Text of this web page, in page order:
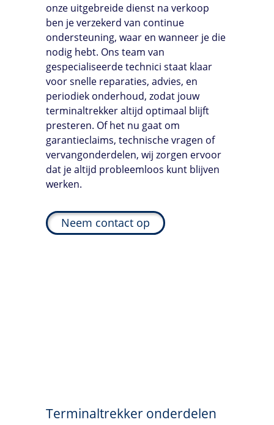
onze uitgebreide dienst na verkoop
ben je verzekerd van continue
ondersteuning, waar en wanneer je die
nodig hebt. Ons team van
gespecialiseerde technici staat klaar
voor snelle reparaties, advies, en
periodiek onderhoud, zodat jouw
terminaltrekker altijd optimaal blijft
presteren. Of het nu gaat om
garantieclaims, technische vragen of
vervangonderdelen, wij zorgen ervoor
dat je altijd probleemloos kunt blijven
werken.
Neem contact op
Terminaltrekker onderdelen